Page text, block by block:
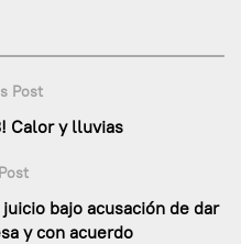
Post
Calor y lluvias
bajo acusación de dar
y con acuerdo